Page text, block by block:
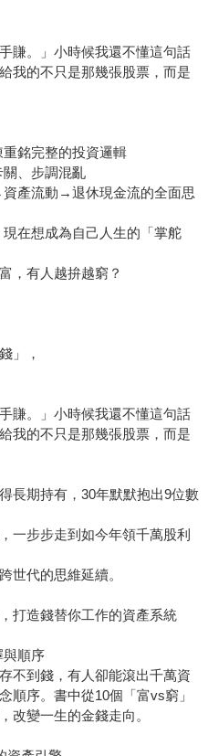
賺。」小時候我還不懂這句話
我的不只是那幾張股票，而是
銘完整的投資邏輯
關、步調混亂
產流動→退休現金流的全面思
在想成為自己人生的「掌舵
，有人越拚越窮？
」，
賺。」小時候我還不懂這句話
我的不只是那幾張股票，而是
長期持有，30年默默抱出9位數
一步步走到如今年領千萬股利
世代的思維延續。
打造錢替你工作的資產系統
與順序
不到錢，有人卻能滾出千萬資
順序。書中從10個「富vs窮」
改變一生的金錢走向。